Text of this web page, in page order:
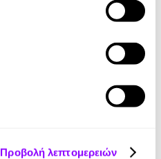
Προβολή λεπτομερειών